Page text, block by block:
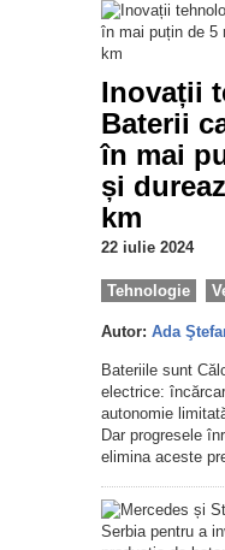
Inovații
Baterii
în mai
și
km
22 iulie 2024
Tehnologie
Autor: Ada
Bateriile sunt
electrice:
autonomie
Dar progresele
elimina aceste